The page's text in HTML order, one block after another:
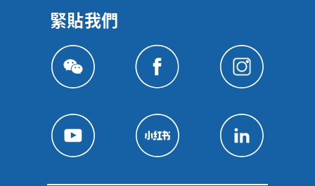
緊貼我們